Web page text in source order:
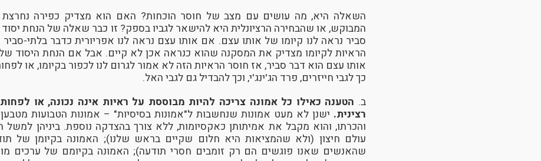
השאלה היא, מה עושים עם מצב של חוסר הוכחות? האם הוא מצדיק כפירה נחרצת
המבוקש, או שהבחירה הרציונלית היא להישאר לגביו בספק? זו כבר שאלה של הנחת
סביר נראה לנו קיומו של אותו עצם. אם אותו עצם נראה לנו אפריורית כדבר בלתי-
הראיות לקיומו מצדיק את המסקנה שהוא כנראה אכן לא קיים. אבל אם הנחת היסוד
אותו עצם הוא דבר סביר, אז חוסר הראיות הזה לא אמור לגרום לנו לכפור בקיומו, או
כך לגבי חייזרים, פרד הג'ינג'י, וכך להבדיל גם לגבי האל.
ב. הטענה כאילו כל אמונה צריכה להיות מבוססת על ראיות אינה נכונה, או
רצינית. ישנן לא מעט אמונות שנחשבות ל"אמונות בסיסיות" – אמונות הטבועות
והכרתו, והוא מקבל את אמיתותן כאקסיומות, ללא צורך בהצדקה נוספת. ביניהן למשל
עולם חיצון (ולא שהמציאות היא חלום שקיים בראש שלנו); האמונה בקיומן של
שהאנשים שאנו פוגשים הם רק זומבים חסרי תודעה); האמונה בקיומם של ערכים